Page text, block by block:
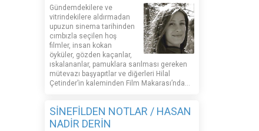
Gündemdekilere ve
vitrindekilere aldırmadan
upuzun sinema tarihinden
cımbızla seçilen hoş
filmler, insan kokan
öyküler, gözden kaçanlar,
ıskalananlar, pamuklara sarılması gereken
mütevazı başyapıtlar ve diğerleri Hilal
Çetinder’in kaleminden Film Makarası’nda…
SİNEFİLDEN NOTLAR / HASAN
NADİR DERİN